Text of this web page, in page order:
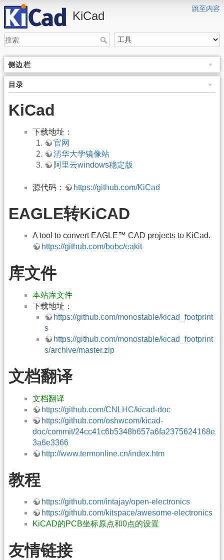
跳至内容
KiCad
侧边栏
目录
KiCad
下载地址：
官网
清华大学镜像站
阿里云windows稳定版
源代码： https://github.com/KiCad
EAGLE转KiCAD
A tool to convert EAGLE™ CAD projects to KiCad.
https://github.com/bobc/eakit
库文件
本站库文件
下载地址：
https://github.com/monostable/kicad_footprint
s
https://github.com/monostable/kicad_footprint
s/archive/master.zip
文档翻译
文档翻译
https://github.com/CNLHC/kicad-doc
https://github.com/oshwcom/kicad-
doc/commit/24cc41c6b5348b657a6fa2375624168e
3a6e3366
http://www.termonline.cn/index.htm
教程
https://github.com/intajay/open-electronics
https://github.com/kitspace/awesome-electronics
KiCAD的PCB坐标原点和0点的设置
友情链接